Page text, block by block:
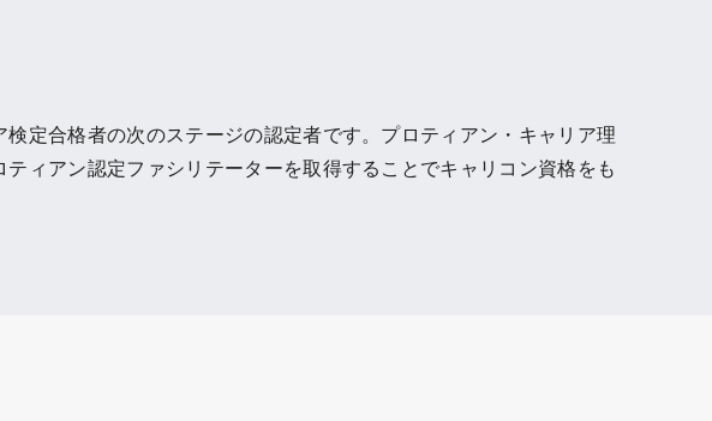
定合格者の次のステージの認定者です。プロティアン・キャリア理
ィアン認定ファシリテーターを取得することでキャリコン資格をも